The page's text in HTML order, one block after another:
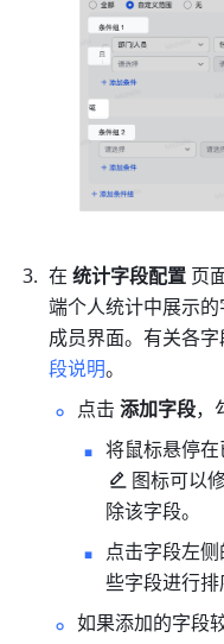
在 统计字段配置 页
端个人统计中展示
成员界面。有关各
段说明。
点击 添加字段，
将鼠标悬停
图标可以
除该字段。
点击字段左侧
些字段进行排
如果添加的字段